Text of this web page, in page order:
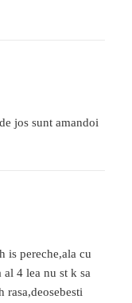
jos sunt amandoi
is pereche,ala cu
4 lea nu st k sa
rasa,deosebesti